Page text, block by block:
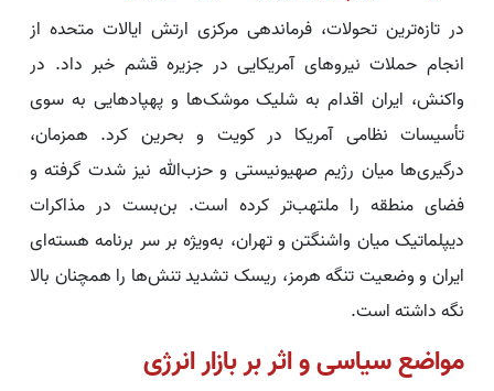
در تازه‌ترین تحولات، فرماندهی مرکزی ارتش ایالات متحده از
انجام حملات نیروهای آمریکایی در جزیره قشم خبر داد. در
واکنش، ایران اقدام به شلیک موشک‌ها و پهپادهایی به سوی
تأسیسات نظامی آمریکا در کویت و بحرین کرد. همزمان،
درگیری‌ها میان رژیم صهیونیستی و حزب‌الله نیز شدت گرفته و
فضای منطقه را ملتهب‌تر کرده است. بن‌بست در مذاکرات
دیپلماتیک میان واشنگتن و تهران، به‌ویژه بر سر برنامه هسته‌ای
ایران و وضعیت تنگه هرمز، ریسک تشدید تنش‌ها را همچنان بالا
نگه داشته است.
مواضع سیاسی و اثر بر بازار انرژی